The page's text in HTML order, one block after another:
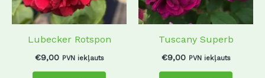
Lubecker Rotspon
€9,00 PVN iekļauts
options
may
be
on
Tuscany Superb
€9,00 PVN iekļauts
may
be
on